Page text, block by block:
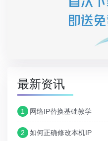
最新资讯
1 网络IP替换基础教学
2 如何正确修改本机IP